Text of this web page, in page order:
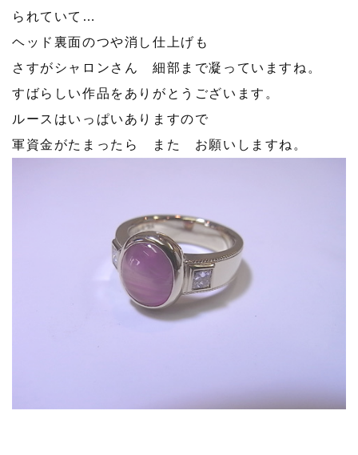
られていて…
ヘッド裏面のつや消し仕上げも
さすがシャロンさん 細部まで凝っていますね。
すばらしい作品をありがとうございます。
ルースはいっぱいありますので
軍資金がたまったら また お願いしますね。